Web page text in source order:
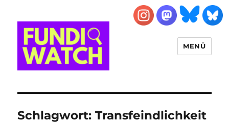
MENÜ
Schlagwort:Transfeindlichkeit